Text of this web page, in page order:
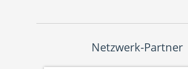
Netzwerk-Partner